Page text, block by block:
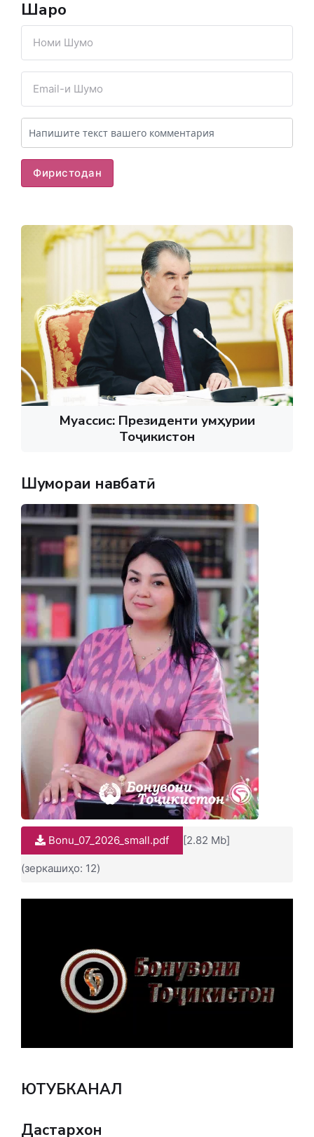
Шарҳҳо
Фиристодан
Муассис: Президенти Ҷумҳурии
Тоҷикистон
Шумораи навбатӣ
Bonu_07_2026_small.pdf [2.82 Mb]
(зеркашиҳо: 12)
ЮТУБКАНАЛ
Дастархон